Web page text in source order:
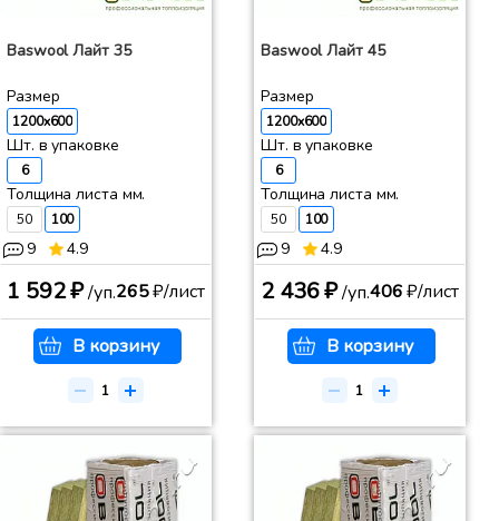
Baswool Лайт 35
Размер
1200x600
Шт. в упаковке
6
Толщина листа мм.
50 100
9 4.9
1 592 ₽/уп.265₽/лист
В корзину
Baswool Лайт 45
Размер
1200x600
Шт. в упаковке
6
Толщина листа мм.
50 100
9 4.9
2 436 ₽/уп.406₽/лист
В корзину